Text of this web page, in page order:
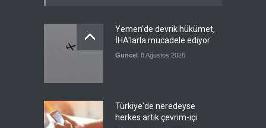
Yemen'de devrik hükümet,
İHA'larla mücadele ediyor
Güncel 8 Ağustos 2026
Türkiye'de neredeyse
herkes artık çevrim-içi